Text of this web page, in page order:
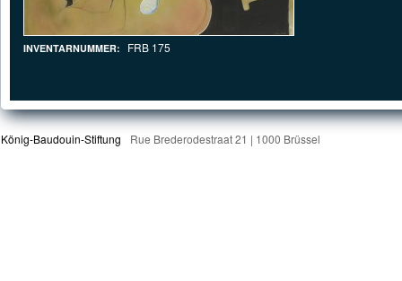
INVENTARNUMMER: FRB 175
König-Baudouin-Stiftung Rue Brederodestraat 21 | 1000 Brüssel